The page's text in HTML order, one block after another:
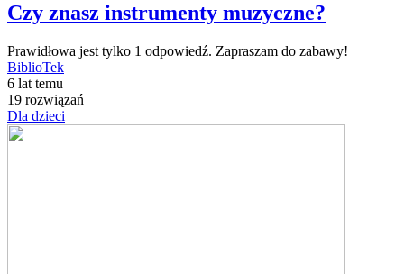
Czy znasz instrumenty muzyczne?
Prawidłowa jest tylko 1 odpowiedź. Zapraszam do zabawy!
BiblioTek
6 lat temu
19 rozwiązań
Dla dzieci